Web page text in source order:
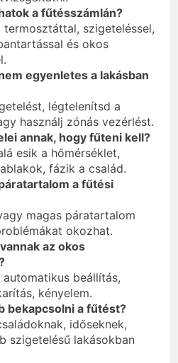
a fűtésszámlán?
termosztáttal, szigeteléssel,
és okos
egyenletes a lakásban
légtelenítsd a
használj zónás vezérlést.
annak, hogy fűteni kell?
esik a hőmérséklet,
fázik a család.
a fűtési
magas páratartalom
okozhat.
az okos
beállítás,
kényelem.
bekapcsolni a fűtést?
időseknek,
szigetelésű lakásokban